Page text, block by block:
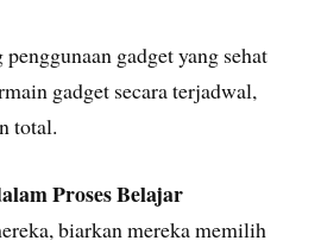
gadget yang sehat
gadget secara terjadwal,
total.
Proses Belajar
biarkan mereka memilih